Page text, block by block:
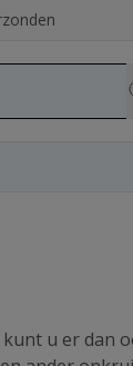
u er dan